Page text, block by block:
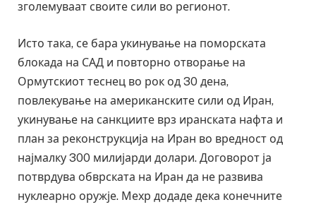
зголемуваат своите сили во регионот.
Исто така, се бара укинување на поморската
блокада на САД и повторно отворање на
Ормутскиот теснец во рок од 30 дена,
повлекување на американските сили од Иран,
укинување на санкциите врз иранската нафта и
план за реконструкција на Иран во вредност од
најмалку 300 милијарди долари. Договорот ја
потврдува обврската на Иран да не развива
нуклеарно оружје. Мехр додаде дека конечните